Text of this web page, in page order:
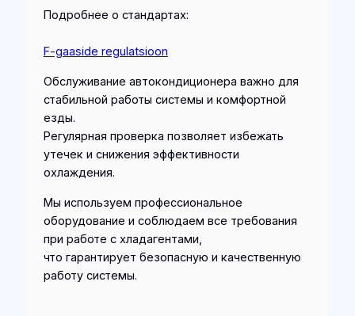
Подробнее о стандартах:
F-gaaside regulatsioon
Обслуживание автокондиционера важно для
стабильной работы системы и комфортной
езды.
Регулярная проверка позволяет избежать
утечек и снижения эффективности
охлаждения.
Мы используем профессиональное
оборудование и соблюдаем все требования
при работе с хладагентами,
что гарантирует безопасную и качественную
работу системы.